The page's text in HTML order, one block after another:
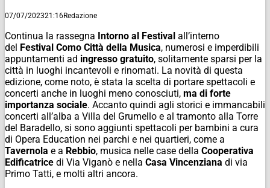
07/07/202321:16Redazione
Continua la rassegna Intorno al Festival all’interno
del Festival Como Città della Musica, numerosi e imperdibili
appuntamenti ad ingresso gratuito, solitamente sparsi per la
città in luoghi incantevoli e rinomati. La novità di questa
edizione, come noto, è stata la scelta di portare spettacoli e
concerti anche in luoghi meno conosciuti, ma di forte
importanza sociale. Accanto quindi agli storici e immancabili
concerti all’alba a Villa del Grumello e al tramonto alla Torre
del Baradello, si sono aggiunti spettacoli per bambini a cura
di Opera Education nei parchi e nei quartieri, come a
Tavernola e a Rebbio, musica nelle case della Cooperativa
Edificatrice di Via Viganò e nella Casa Vincenziana di via
Primo Tatti, e molti altri ancora.